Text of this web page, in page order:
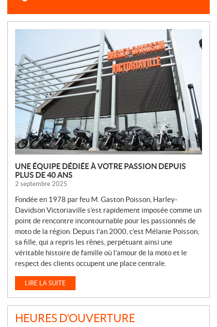
U
V
E
L
L
E
UNE ÉQUIPE DÉDIÉE À VOTRE PASSION DEPUIS
PLUS DE 40 ANS
2 septembre 2025
Fondée en 1978 par feu M. Gaston Poisson, Harley-
Davidson Victoriaville s’est rapidement imposée comme un
point de rencontre incontournable pour les passionnés de
moto de la région. Depuis l’an 2000, c’est Mélanie Poisson,
sa fille, qui a repris les rênes, perpétuant ainsi une
véritable histoire de famille où l’amour de la moto et le
respect des clients occupent une place centrale.
LIRE LA SUITE
HEURES D'OUVERTURE